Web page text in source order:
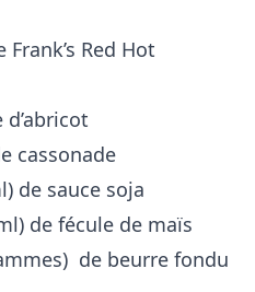
Red Hot
cassonade
de sauce soja
de fécule de maïs
de beurre fondu